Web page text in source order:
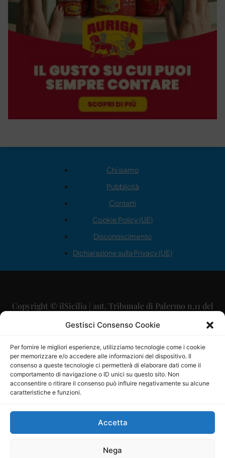
Gestisci Consenso Cookie
Per fornire le migliori esperienze, utilizziamo tecnologie come i cookie
per memorizzare e/o accedere alle informazioni del dispositivo. Il
consenso a queste tecnologie ci permetterà di elaborare dati come il
comportamento di navigazione o ID unici su questo sito. Non
acconsentire o ritirare il consenso può influire negativamente su alcune
caratteristiche e funzioni.
Accetta
Nega
Chi siamo
Pubblicità
Contatti
Cookie Policy (UE)
Disconoscimento
Dichiarazione sulla Privacy (UE)
Copyright © ilSicilia | aut. Tribunale di Palermo n.11 del
29/09/2015
Direttore Editoriale: Maurizio Scaglione
Direttore Responsabile: Maria Calabrese
P.IVA: 06334930820
Mercurio Comunicazione Società Cooperativa a r.l. è
iscritta al Registro degli Operatori di Comunicazione al